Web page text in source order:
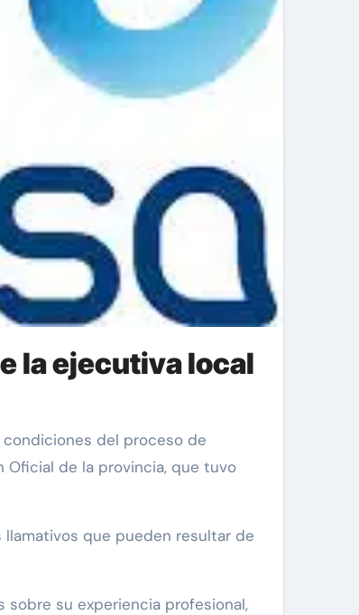
la ejecutiva local
de la provincia, que tuvo
que pueden resultar de
sobre su experiencia profesional,